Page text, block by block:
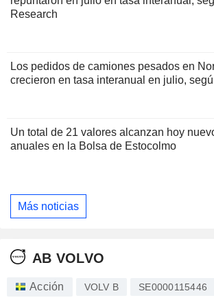
Research
Los pedidos de camiones pesados en
crecieron en tasa interanual en julio,
Un total de 21 valores alcanzan hoy
anuales en la Bolsa de Estocolmo
Más noticias
AB VOLVO
Acción VOLV B SE0000115446